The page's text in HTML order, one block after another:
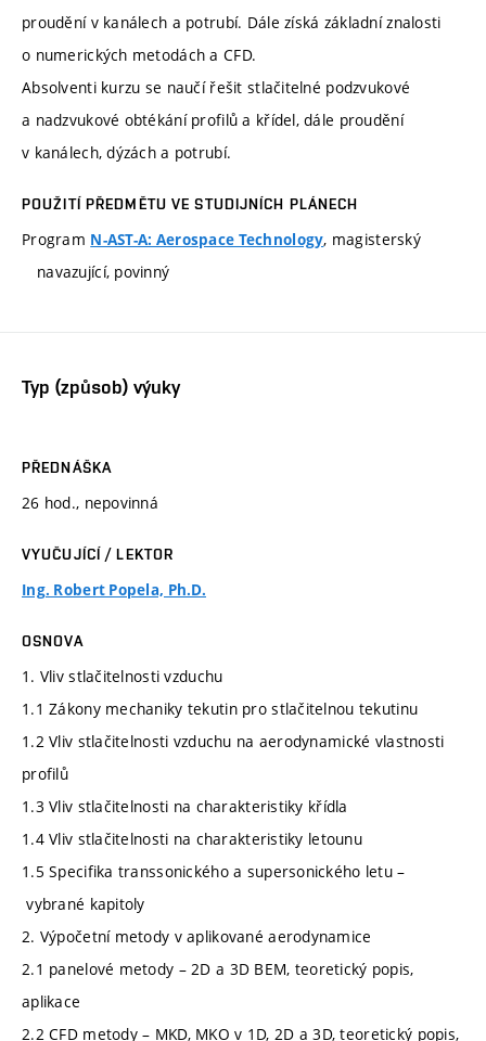
proudění v kanálech a potrubí. Dále získá základní znalosti
o numerických metodách a CFD.
Absolventi kurzu se naučí řešit stlačitelné podzvukové
a nadzvukové obtékání profilů a křídel, dále proudění
v kanálech, dýzách a potrubí.
POUŽITÍ PŘEDMĚTU VE STUDIJNÍCH PLÁNECH
Program N-AST-A: Aerospace Technology, magisterský
navazující, povinný
Typ (způsob) výuky
PŘEDNÁŠKA
26 hod., nepovinná
VYUČUJÍCÍ / LEKTOR
Ing. Robert Popela, Ph.D.
OSNOVA
1. Vliv stlačitelnosti vzduchu
1.1 Zákony mechaniky tekutin pro stlačitelnou tekutinu
1.2 Vliv stlačitelnosti vzduchu na aerodynamické vlastnosti
profilů
1.3 Vliv stlačitelnosti na charakteristiky křídla
1.4 Vliv stlačitelnosti na charakteristiky letounu
1.5 Specifika transsonického a supersonického letu –
vybrané kapitoly
2. Výpočetní metody v aplikované aerodynamice
2.1 panelové metody – 2D a 3D BEM, teoretický popis,
aplikace
2.2 CFD metody – MKD, MKO v 1D, 2D a 3D, teoretický popis,